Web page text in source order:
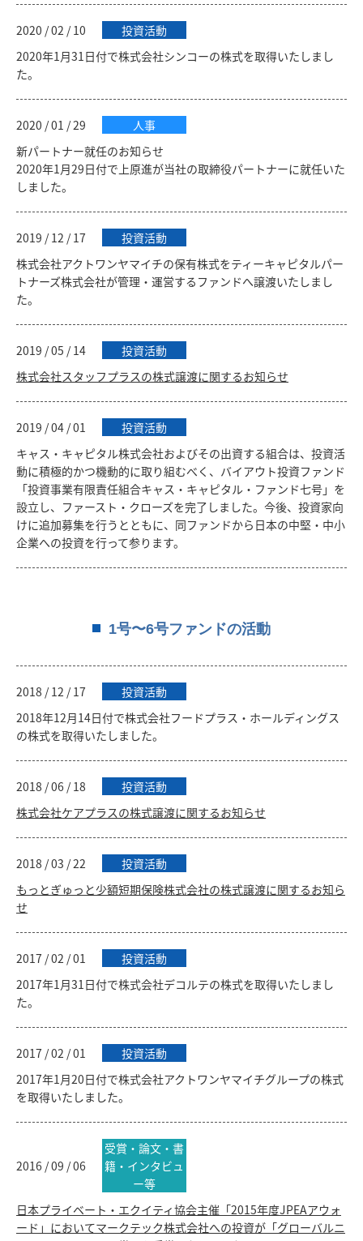
2020 / 02 / 10
投資活動
2020年1月31日付で株式会社シンコーの株式を取得いたしまし
た。
2020 / 01 / 29
人事
新パートナー就任のお知らせ
2020年1月29日付で上原進が当社の取締役パートナーに就任いた
しました。
2019 / 12 / 17
投資活動
株式会社アクトワンヤマイチの保有株式をティーキャピタルパー
トナーズ株式会社が管理・運営するファンドへ譲渡いたしまし
た。
2019 / 05 / 14
投資活動
株式会社スタッフプラスの株式譲渡に関するお知らせ
2019 / 04 / 01
投資活動
キャス・キャピタル株式会社およびその出資する組合は、投資活
動に積極的かつ機動的に取り組むべく、バイアウト投資ファンド
「投資事業有限責任組合キャス・キャピタル・ファンド七号」を
設立し、ファースト・クローズを完了しました。今後、投資家向
けに追加募集を行うとともに、同ファンドから日本の中堅・中小
企業への投資を行って参ります。
1号〜6号ファンドの活動
2018 / 12 / 17
投資活動
2018年12月14日付で株式会社フードプラス・ホールディングス
の株式を取得いたしました。
2018 / 06 / 18
投資活動
株式会社ケアプラスの株式譲渡に関するお知らせ
2018 / 03 / 22
投資活動
もっとぎゅっと少額短期保険株式会社の株式譲渡に関するお知ら
せ
2017 / 02 / 01
投資活動
2017年1月31日付で株式会社デコルテの株式を取得いたしまし
た。
2017 / 02 / 01
投資活動
2017年1月20日付で株式会社アクトワンヤマイチグループの株式
を取得いたしました。
2016 / 09 / 06
受賞・論文・書
籍・インタビュ
ー等
日本プライベート・エクイティ協会主催「2015年度JPEAアウォ
ード」においてマークテック株式会社への投資が「グローバルニ